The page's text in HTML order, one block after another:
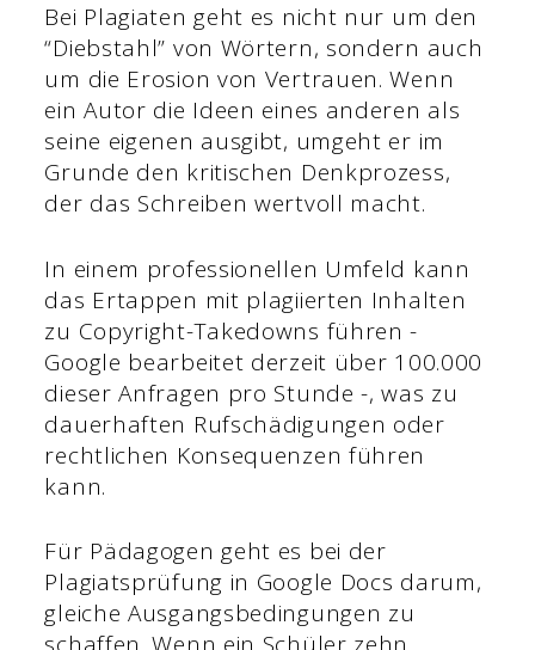
Bei Plagiaten geht es nicht nur um den
“Diebstahl” von Wörtern, sondern auch
um die Erosion von Vertrauen. Wenn
ein Autor die Ideen eines anderen als
seine eigenen ausgibt, umgeht er im
Grunde den kritischen Denkprozess,
der das Schreiben wertvoll macht.
In einem professionellen Umfeld kann
das Ertappen mit plagiierten Inhalten
zu Copyright-Takedowns führen -
Google bearbeitet derzeit über 100.000
dieser Anfragen pro Stunde -, was zu
dauerhaften Rufschädigungen oder
rechtlichen Konsequenzen führen
kann.
Für Pädagogen geht es bei der
Plagiatsprüfung in Google Docs darum,
gleiche Ausgangsbedingungen zu